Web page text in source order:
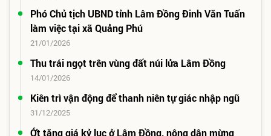
Phó Chủ tịch UBND tỉnh Lâm Đồng Đinh Văn Tuấn
làm việc tại xã Quảng Phú
21/01/2026
Thu trái ngọt trên vùng đất núi lửa Lâm Đồng
14/01/2026
Kiên trì vận động để thanh niên tự giác nhập ngũ
31/12/2025
Ớt tăng giá kỷ lục ở Lâm Đồng, nông dân mừng